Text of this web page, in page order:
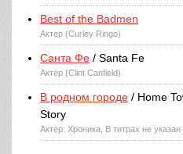
Best of the Badmen
Актер (Curley Ringo)
Санта Фе / Santa Fe
Актер (Clint Canfield)
В родном городе / Home
Story
Актер: Хроника, В титрах не